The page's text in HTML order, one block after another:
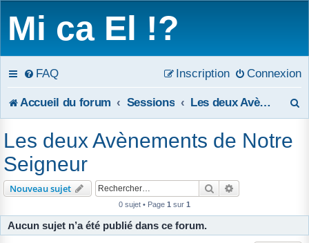
Mi ca El !?
FAQ Connexion
Inscription
Accueil du forum Sessions Les deux Avènements de Notre Seigneur
Les deux Avènements de Notre
Seigneur
Nouveau sujet Rechercher
0 sujet • Page 1 sur 1
Aucun sujet n’a été publié dans ce forum.